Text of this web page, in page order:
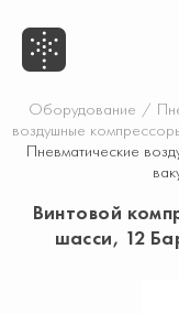
Оборудование /
воздушные
Пневматические
Винтовой
шасси, 12